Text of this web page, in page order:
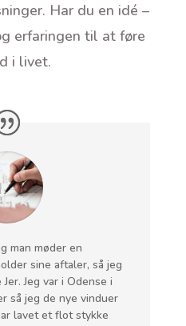
Har du en idé –
erfaringen til at føre
i livet.
man møder en
sine aftaler, så jeg
Jeg var i Odense i
så jeg de nye vinduer
lavet et flot stykke